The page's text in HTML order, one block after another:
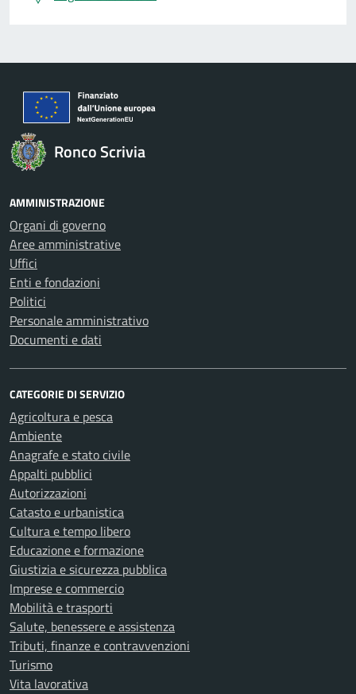
Ronco Scrivia
AMMINISTRAZIONE
Organi di governo
Aree amministrative
Uffici
Enti e fondazioni
Politici
Personale amministrativo
Documenti e dati
CATEGORIE DI SERVIZIO
Agricoltura e pesca
Ambiente
Anagrafe e stato civile
Appalti pubblici
Autorizzazioni
Catasto e urbanistica
Cultura e tempo libero
Educazione e formazione
Giustizia e sicurezza pubblica
Imprese e commercio
Mobilità e trasporti
Salute, benessere e assistenza
Tributi, finanze e contravvenzioni
Turismo
Vita lavorativa